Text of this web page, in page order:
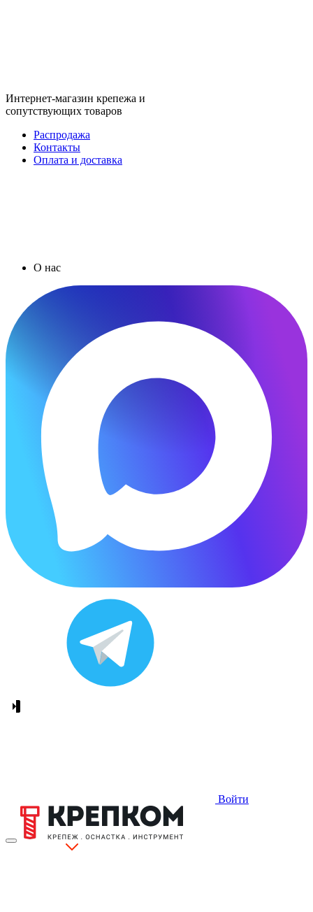
Интернет-магазин крепежа и
сопутствующих товаров
Распродажа
Контакты
Оплата и доставка
О нас
Войти